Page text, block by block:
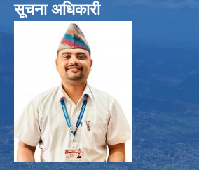
सूचना अधिकारी